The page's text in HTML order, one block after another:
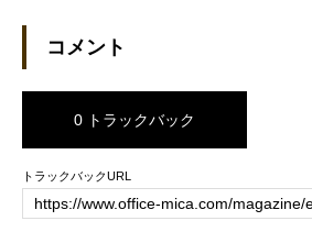
コメント
0 トラックバック
トラックバックURL